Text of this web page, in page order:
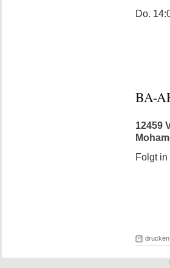
Do.
BA-
12459
Folgt in
drucken